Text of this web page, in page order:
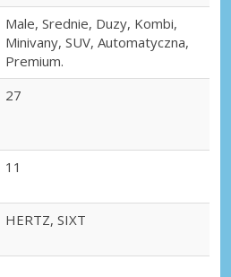
Male, Srednie, Duzy, Kombi,
Minivany, SUV, Automatyczna,
Premium.
27
11
HERTZ, SIXT